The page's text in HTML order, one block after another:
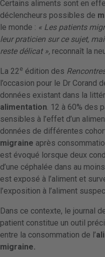
Certains aliments sont en
déclencheurs possibles de
le monde : « Les patients
leur praticien sur ce sujet,
reste délicat », reconnaît la
La 22e édition des
l’occasion pour le Dr Corand
données existant dans la
alimentation. 12 à 60% des
sensibles à l’effet d’un
données de différentes
migraine après
est évoqué lorsque deux
d’une céphalée dans au
est exposé à l’aliment et
l’exposition à l’aliment
Dans ce contexte, le journal
patient constitue un outil
entre la consommation de l’
migraine.